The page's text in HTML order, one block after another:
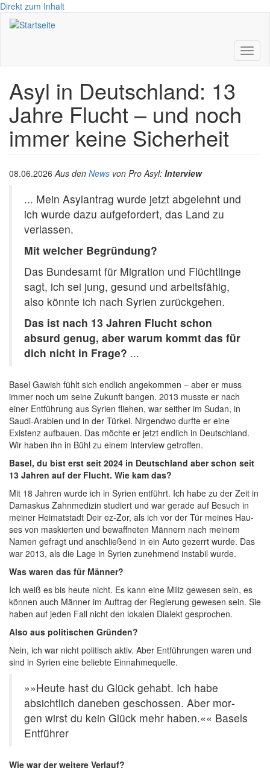
Direkt zum Inhalt
Asyl in Deutschland: 13
Jahre Flucht – und noch
immer keine Sicherheit
08.06.2026Aus den News von Pro Asyl: Interview
... Mein Asyl­an­trag wur­de jetzt abge­lehnt und
ich wur­de dazu auf­ge­for­dert, das Land zu
verlassen.
Mit wel­cher Begründung?
Das Bun­des­amt für Migra­ti­on und Flücht­lin­ge
sagt, ich sei jung, gesund und arbeits­fä­hig,
also könn­te ich nach Syri­en zurückgehen.
Das ist nach 13 Jah­ren Flucht schon
absurd genug, aber war­um kommt das für
dich nicht in Frage? ...
Basel Gawish fühlt sich endlich angekommen – aber er muss
immer noch um seine Zukunft bangen. 2013 musste er nach
einer Entführung aus Syrien fliehen, war seither im Sudan, in
Saudi-Arabien und in der Türkei. Nirgendwo durfte er eine
Existenz aufbauen. Das möchte er jetzt endlich in Deutschland.
Wir haben ihn in Bühl zu einem Interview getroffen.
Basel, du bist erst seit 2024 in Deutsch­land aber schon seit
13 Jah­ren auf der Flucht. Wie kam das?
Mit 18 Jah­ren wur­de ich in Syri­en ent­führt. Ich habe zu der Zeit in
Damas­kus Zahn­me­di­zin stu­diert und war gera­de auf Besuch in
mei­ner Hei­mat­stadt Deir ez-Zor, als ich vor der Tür mei­nes Hau­
ses von mas­kier­ten und bewaff­ne­ten Män­nern nach mei­nem
Namen gefragt und anschlie­ßend in ein Auto gezerrt wur­de. Das
war 2013, als die Lage in Syri­en zuneh­mend insta­bil wurde.
Was waren das für Männer?
Ich weiß es bis heu­te nicht. Es kann eine Miliz gewe­sen sein, es
kön­nen auch Män­ner im Auf­trag der Regie­rung gewe­sen sein. Sie
haben auf jeden Fall nicht den loka­len Dia­lekt gesprochen.
Also aus poli­ti­schen Gründen?
Nein, ich war nicht poli­tisch aktiv. Aber Ent­füh­run­gen waren und
sind in Syri­en eine belieb­te Einnahmequelle.
»»Heu­te hast du Glück gehabt. Ich habe
absicht­lich dane­ben geschos­sen. Aber mor­
gen wirst du kein Glück mehr haben.«« Basels
Ent­füh­rer
Wie war der wei­te­re Verlauf?